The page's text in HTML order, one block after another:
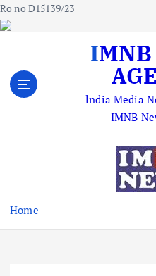
Ro no D15139/23
IMNB NEWS
lndia Media
IMNB
Home